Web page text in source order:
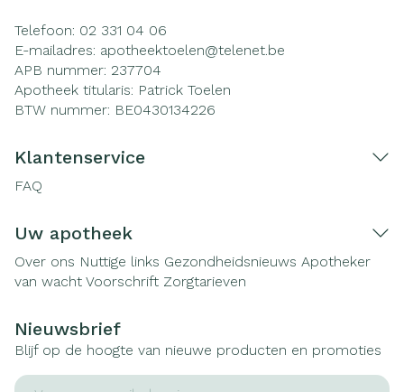
Telefoon: 02 331 04 06
E-mailadres: apotheektoelen@telenet.be
APB nummer: 237704
Apotheek titularis: Patrick Toelen
BTW nummer: BE0430134226
Klantenservice
FAQ
Uw apotheek
Over ons Nuttige links Gezondheidsnieuws Apotheker
van wacht Voorschrift Zorgtarieven
Nieuwsbrief
Blijf op de hoogte van nieuwe producten en promoties
E-mail adres